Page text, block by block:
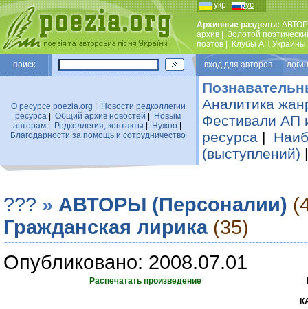
укр рус
Архивные разделы:
архив
Золотой
поэтов
Клубы АП Украины
поиск вход для авторов
О ресурсе poezia.org
Новости редколлегии
ресурса
Общий архив новостей
Новым
авторам| Редколлегия, контакты Нужно|
Благодарности за помощь и сотрудничество
Аналитика
Фестивали АП
ресурса |
(выступлений)
??? » АВТОРЫ (Персоналии)
Гражданская лирика (35)
Опубликовано: 2008.07.01
Распечатать произведение